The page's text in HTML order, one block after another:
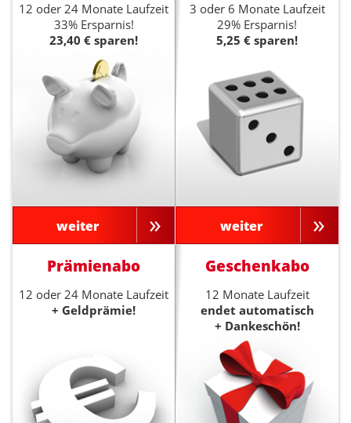
12 oder 24 Monate Laufzeit
33% Ersparnis!
23,40 € sparen!
weiter
3 oder 6 Monate Laufzeit
29% Ersparnis!
5,25 € sparen!
weiter
Prämienabo
12 oder 24 Monate Laufzeit
+ Geldprämie!
Geschenkabo
12 Monate Laufzeit
endet automatisch
+ Dankeschön!